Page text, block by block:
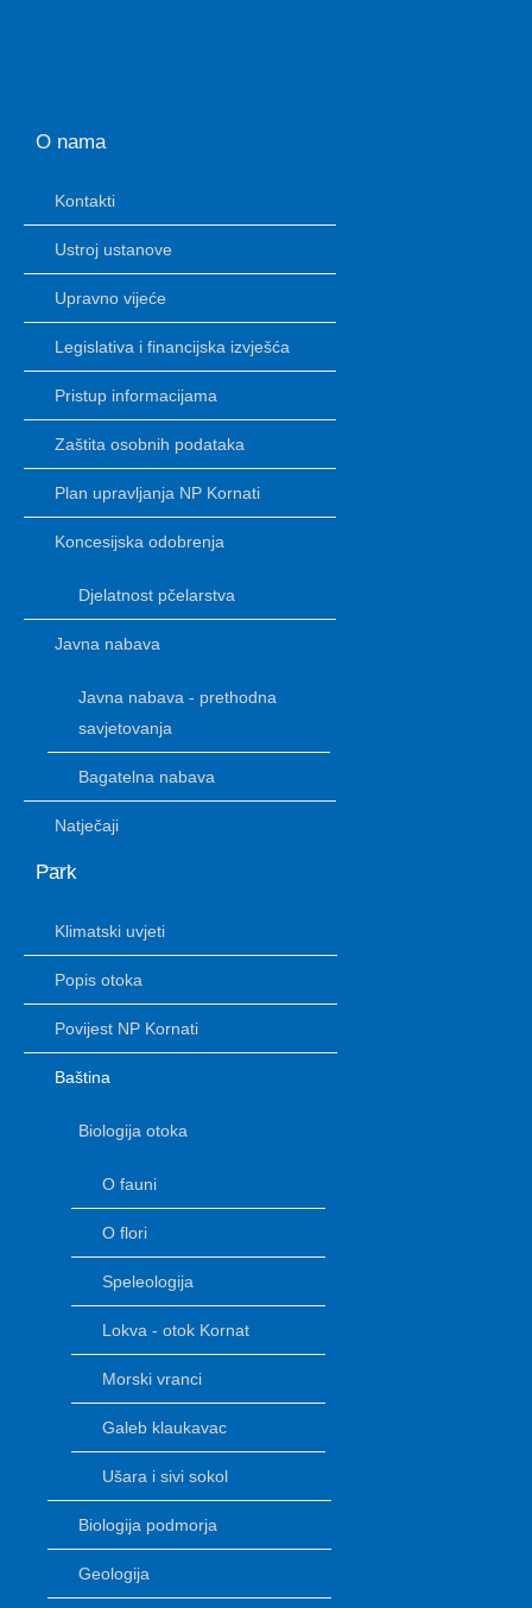
O nama
Kontakti
Ustroj ustanove
Upravno vijeće
Legislativa i financijska izvješća
Pristup informacijama
Zaštita osobnih podataka
Plan upravljanja NP Kornati
Koncesijska odobrenja
Djelatnost pčelarstva
Javna nabava
Javna nabava - prethodna
savjetovanja
Bagatelna nabava
Natječaji
Park
Klimatski uvjeti
Popis otoka
Povijest NP Kornati
Baština
Biologija otoka
O fauni
O flori
Speleologija
Lokva - otok Kornat
Morski vranci
Galeb klaukavac
Ušara i sivi sokol
Biologija podmorja
Geologija